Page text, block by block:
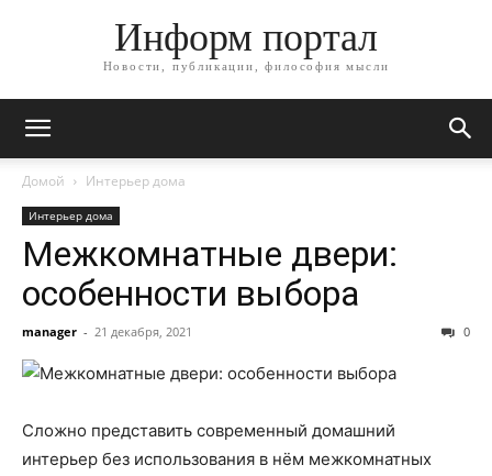
Информ портал
Новости, публикации, философия мысли
Домой Интерьер дома
Интерьер дома
Межкомнатные двери:
особенности выбора
manager - 21 декабря, 2021 0
Сложно представить современный домашний
интерьер без использования в нём межкомнатных